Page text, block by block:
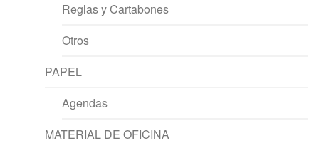
Reglas y Cartabones
Otros
PAPEL
Agendas
MATERIAL DE OFICINA